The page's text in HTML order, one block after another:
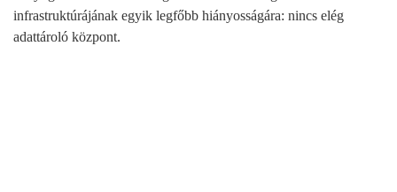
infrastruktúrájának egyik legfőbb hiányosságára: nincs elég
adattároló központ.